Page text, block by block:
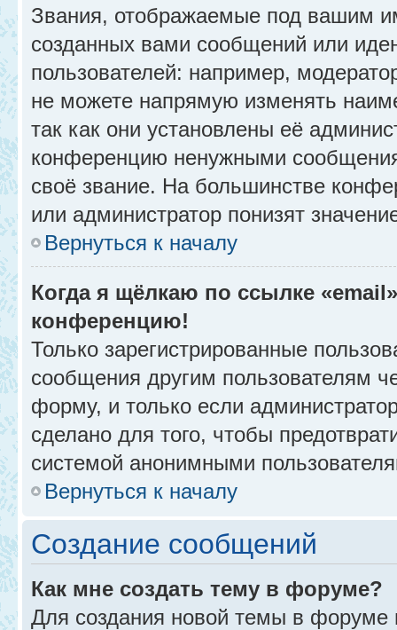
Звания, отображаемые под вашим
созданных вами сообщений или
пользователей: например,
не можете напрямую изменять
так как они установлены её
конференцию ненужными
своё звание. На большинстве
или администратор понизят
Вернуться к началу
Когда я щёлкаю по ссылке
конференцию!
Только зарегистрированные
сообщения другим пользователям
форму, и только если
сделано для того, чтобы
системой анонимными
Вернуться к началу
Создание сообщений
Как мне создать тему в форуме?
Для создания новой темы в форуме